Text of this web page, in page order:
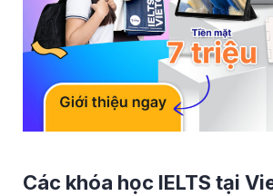
Các khóa học IELTS tại